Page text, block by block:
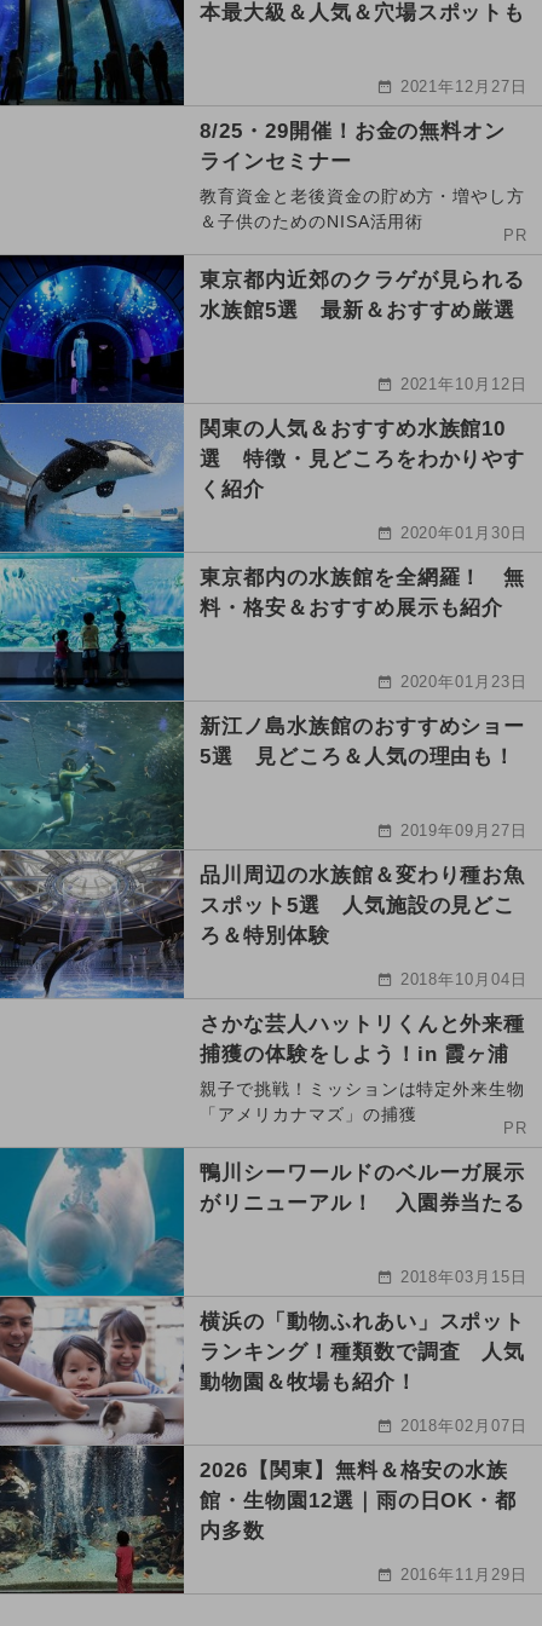
本最大級＆人気＆穴場スポットも
2021年12月27日
8/25・29開催！お金の無料オン
ラインセミナー
教育資金と老後資金の貯め方・増やし方
＆子供のためのNISA活用術
PR
東京都内近郊のクラゲが見られる
水族館5選 最新＆おすすめ厳選
2021年10月12日
関東の人気＆おすすめ水族館10
選 特徴・見どころをわかりやす
く紹介
2020年01月30日
東京都内の水族館を全網羅！ 無
料・格安＆おすすめ展示も紹介
2020年01月23日
新江ノ島水族館のおすすめショー
5選 見どころ＆人気の理由も！
2019年09月27日
品川周辺の水族館＆変わり種お魚
スポット5選 人気施設の見どこ
ろ＆特別体験
2018年10月04日
さかな芸人ハットリくんと外来種
捕獲の体験をしよう！in 霞ヶ浦
親子で挑戦！ミッションは特定外来生物
「アメリカナマズ」の捕獲
PR
鴨川シーワールドのベルーガ展示
がリニューアル！ 入園券当たる
2018年03月15日
横浜の「動物ふれあい」スポット
ランキング！種類数で調査 人気
動物園＆牧場も紹介！
2018年02月07日
2026【関東】無料＆格安の水族
館・生物園12選｜雨の日OK・都
内多数
2016年11月29日